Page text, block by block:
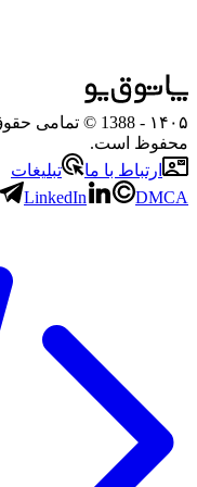
۱۴۰۵
- 1388 ©
محفوظ است.
ارتباط با ما
تبلیغات
LinkedIn DMCA